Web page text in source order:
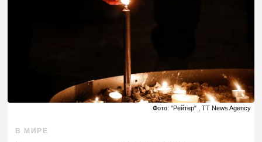
Фото: "Рейтер" , TT News Agency
В МИРЕ